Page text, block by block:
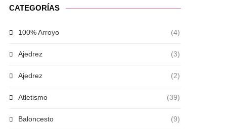
CATEGORÍAS
100% Arroyo (4)
Ajedrez (3)
Ajedrez (2)
Atletismo (39)
Baloncesto (9)